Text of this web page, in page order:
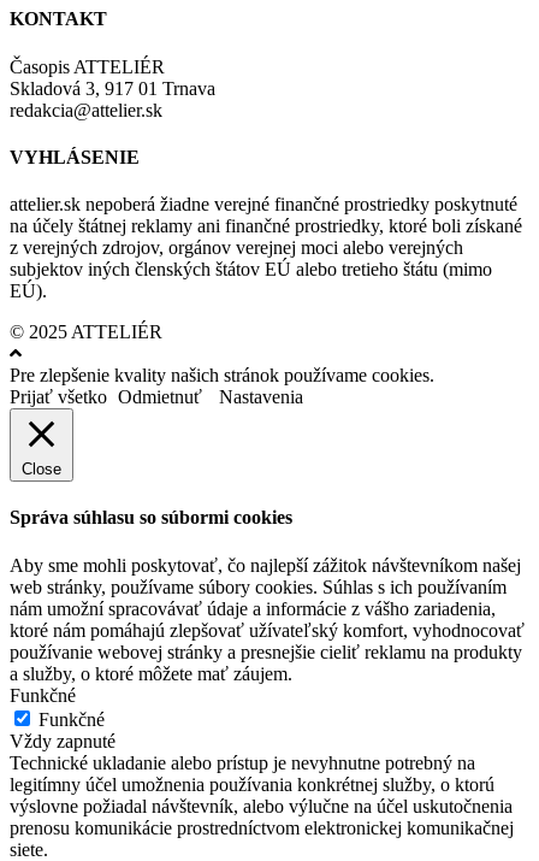
KONTAKT
Časopis ATTELIÉR
Skladová 3, 917 01 Trnava
redakcia@attelier.sk
VYHLÁSENIE
attelier.sk nepoberá žiadne verejné finančné prostriedky poskytnuté
na účely štátnej reklamy ani finančné prostriedky, ktoré boli získané
z verejných zdrojov, orgánov verejnej moci alebo verejných
subjektov iných členských štátov EÚ alebo tretieho štátu (mimo
EÚ).
© 2025 ATTELIÉR
Pre zlepšenie kvality našich stránok používame cookies.
Prijať všetko Odmietnuť Nastavenia
Close
Správa súhlasu so súbormi cookies
Aby sme mohli poskytovať, čo najlepší zážitok návštevníkom našej
web stránky, používame súbory cookies. Súhlas s ich používaním
nám umožní spracovávať údaje a informácie z vášho zariadenia,
ktoré nám pomáhajú zlepšovať užívateľský komfort, vyhodnocovať
používanie webovej stránky a presnejšie cieliť reklamu na produkty
a služby, o ktoré môžete mať záujem.
Funkčné
Funkčné
Vždy zapnuté
Technické ukladanie alebo prístup je nevyhnutne potrebný na
legitímny účel umožnenia používania konkrétnej služby, o ktorú
výslovne požiadal návštevník, alebo výlučne na účel uskutočnenia
prenosu komunikácie prostredníctvom elektronickej komunikačnej
siete.